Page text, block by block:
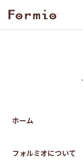
ホーム
フォルミオについて